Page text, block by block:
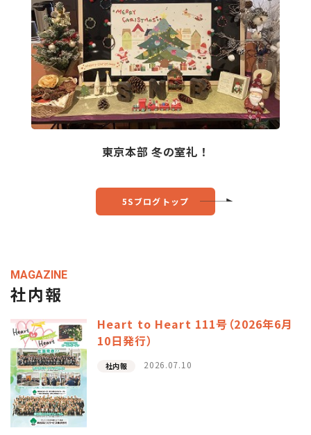
東京本部 冬の室礼！
5Sブログトップ
MAGAZINE
社内報
Heart to Heart 111号（2026年6月
10日発行）
2026.07.10
社内報